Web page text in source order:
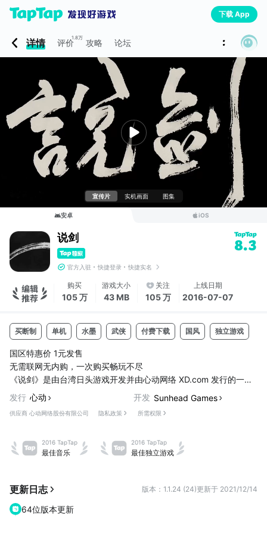
下载 App
详情 评价1.8万 攻略 论坛
宣传片 实机画面 图集
安卓 iOS
说剑 8.3
官方入驻 快捷登录 快捷实名
购买
105 万
游戏大小
43 MB
关注
105 万
上线日期
2016-07-07
买断制 单机 水墨 武侠 付费下载 国风 独立游戏
国区特惠价 1元发售
无需联网无内购，一次购买畅玩不尽
《说剑》是由台湾日头游戏开发并由心动网络 XD.com 发行的一款
中国水墨武侠类游戏。
［获奖荣耀］
**IGF China 中国独立游戏 2015 - 最佳移动游戏奖**
**Indie Stream Award 东京电玩展 2015 - 审查委员特别赏**
**Taipei Game Show 台北电玩展 2016 ...
发行 心动 开发 Sunhead Games
供应商 心动网络股份有限公司 隐私政策 所需权限
2016 TapTap
最佳音乐
2016 TapTap
最佳独立游戏
更新日志 版本：1.1.24 (24)更新于 2021/12/14
64位版本更新